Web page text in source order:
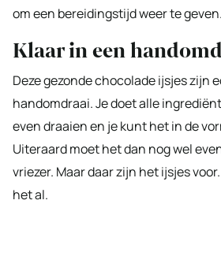
om een bereidingstijd weer te
Klaar in een
Deze gezonde chocolade ijsjes zijn
handomdraai. Je doet alle
even draaien en je kunt het in de
Uiteraard moet het dan nog wel
vriezer. Maar daar zijn het ijsjes
het al.